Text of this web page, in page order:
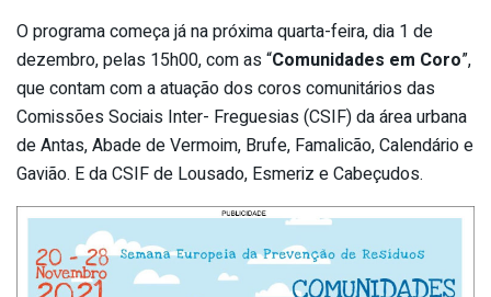
O programa começa já na próxima quarta-feira, dia 1 de
dezembro, pelas 15h00, com as “Comunidades em Coro”,
que contam com a atuação dos coros comunitários das
Comissões Sociais Inter- Freguesias (CSIF) da área urbana
de Antas, Abade de Vermoim, Brufe, Famalicão, Calendário e
Gavião. E da CSIF de Lousado, Esmeriz e Cabeçudos.